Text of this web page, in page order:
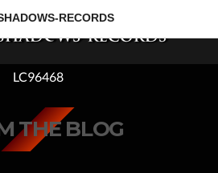
RECORDS
LC96468
THE BLOG